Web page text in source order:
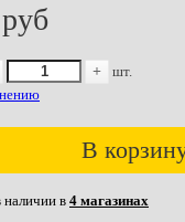
+
шт.
В
наличии в4 магазинах